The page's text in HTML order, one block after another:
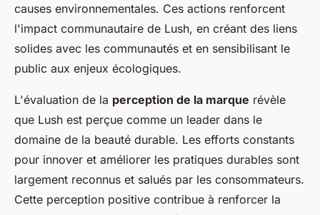
causes environnementales. Ces actions renforcent
l'impact communautaire de Lush, en créant des liens
solides avec les communautés et en sensibilisant le
public aux enjeux écologiques.
L'évaluation de la perception de la marque révèle
que Lush est perçue comme un leader dans le
domaine de la beauté durable. Les efforts constants
pour innover et améliorer les pratiques durables sont
largement reconnus et salués par les consommateurs.
Cette perception positive contribue à renforcer la